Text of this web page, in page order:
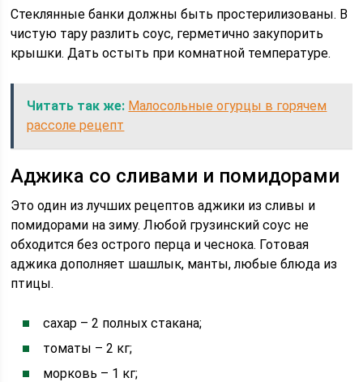
Стеклянные банки должны быть простерилизованы. В
чистую тару разлить соус, герметично закупорить
крышки. Дать остыть при комнатной температуре.
Читать так же: Малосольные огурцы в горячем
рассоле рецепт
Аджика со сливами и помидорами
Это один из лучших рецептов аджики из сливы и
помидорами на зиму. Любой грузинский соус не
обходится без острого перца и чеснока. Готовая
аджика дополняет шашлык, манты, любые блюда из
птицы.
сахар – 2 полных стакана;
томаты – 2 кг;
морковь – 1 кг;